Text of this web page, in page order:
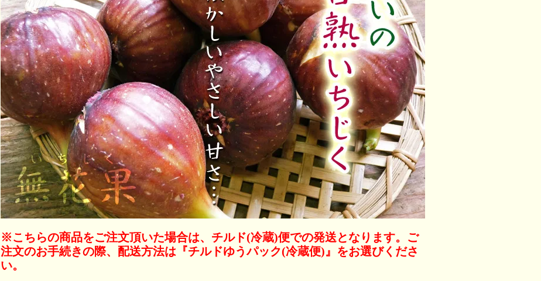
※こちらの商品をご注文頂いた場合は、チルド(冷蔵)便での発送となります。ご
注文のお手続きの際、配送方法は『チルドゆうパック(冷蔵便)』をお選びくださ
い。